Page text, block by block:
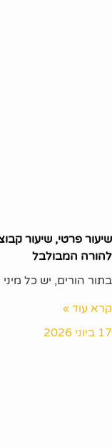
שיעור פרטי, שיעור
להורה המבולבל
בתור הורים, יש כל
קרא עוד »
17 ביוני 2026